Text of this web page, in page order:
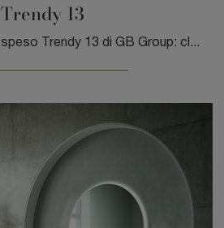
Trendy 13
Mobile da Bagno sospeso Trendy 13 di GB Group: clicca e ottieni informazioni su mobili bagno sospesi in laminato e accessori del brand.